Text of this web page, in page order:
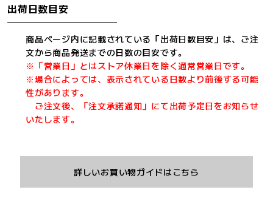
出荷日数目安
商品ページ内に記載されている「出荷日数目安」は、ご注
文から商品発送までの日数の目安です。
※「営業日」とはストア休業日を除く通常営業日です。
※場合によっては、表示されている日数より前後する可能
性があります。
ご注文後、「注文承諾通知」にて出荷予定日をお知らせ
いたします。
詳しいお買い物ガイドはこちら